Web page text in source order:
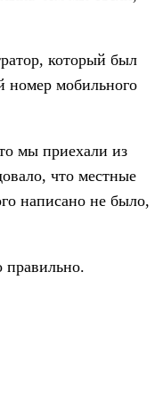
который был
номер мобильного
мы приехали из
что местные
написано не было,
правильно.